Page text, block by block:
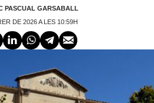
PASCUAL GARSABALL
DE 2026 A LES 10:59H